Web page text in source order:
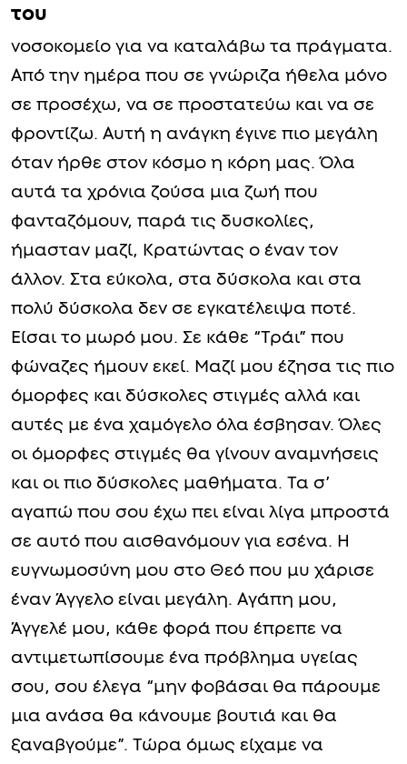
του
νοσοκομείο για να καταλάβω τα πράγματα.
Από την ημέρα που σε γνώριζα ήθελα μόνο
σε προσέχω, να σε προστατεύω και να σε
φροντίζω. Αυτή η ανάγκη έγινε πιο μεγάλη
όταν ήρθε στον κόσμο η κόρη μας. Όλα
αυτά τα χρόνια ζούσα μια ζωή που
φανταζόμουν, παρά τις δυσκολίες,
ήμασταν μαζί, Κρατώντας ο έναν τον
άλλον. Στα εύκολα, στα δύσκολα και στα
πολύ δύσκολα δεν σε εγκατέλειψα ποτέ.
Είσαι το μωρό μου. Σε κάθε “Τράι” που
φώναζες ήμουν εκεί. Μαζί μου έζησα τις πιο
όμορφες και δύσκολες στιγμές αλλά και
αυτές με ένα χαμόγελο όλα έσβησαν. Όλες
οι όμορφες στιγμές θα γίνουν αναμνήσεις
και οι πιο δύσκολες μαθήματα. Τα σ’
αγαπώ που σου έχω πει είναι λίγα μπροστά
σε αυτό που αισθανόμουν για εσένα. Η
ευγνωμοσύνη μου στο Θεό που μυ χάρισε
έναν Άγγελο είναι μεγάλη. Αγάπη μου,
Άγγελέ μου, κάθε φορά που έπρεπε να
αντιμετωπίσουμε ένα πρόβλημα υγείας
σου, σου έλεγα “μην φοβάσαι θα πάρουμε
μια ανάσα θα κάνουμε βουτιά και θα
ξαναβγούμε”. Τώρα όμως είχαμε να